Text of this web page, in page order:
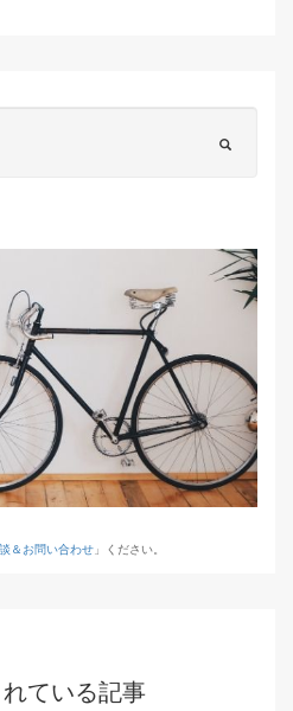
＆お問い合わせ 」ください。
ている記事